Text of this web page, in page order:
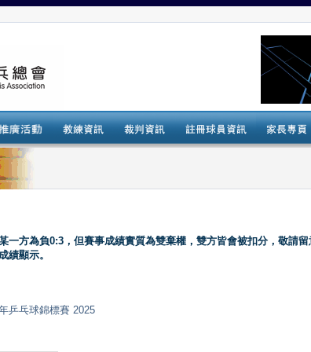
一方為負0:3，但賽事成績實質為雙棄權，雙方皆會被扣分，敬請留
績顯示。
乒乓球錦標賽 2025